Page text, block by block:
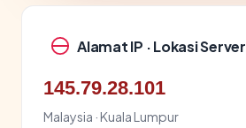
Alamat IP · Lokasi Server
145.79.28.101
Malaysia · Kuala Lumpur